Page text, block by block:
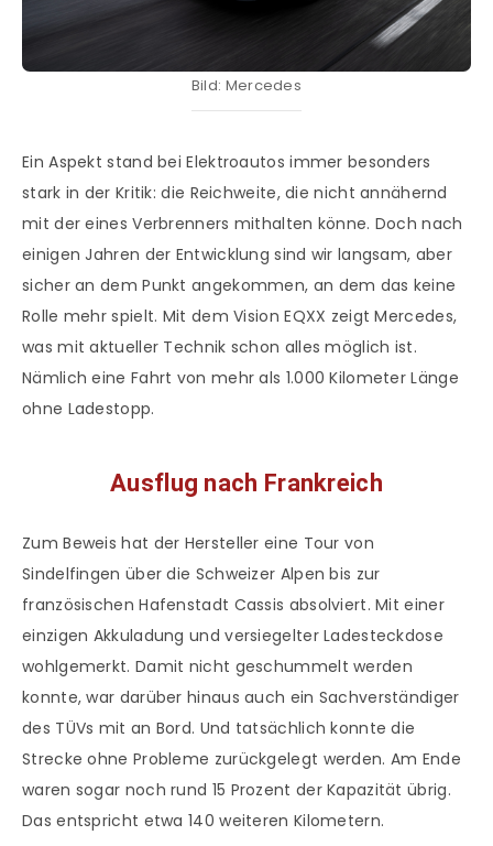
Bild: Mercedes
Ein Aspekt stand bei Elektroautos immer besonders
stark in der Kritik: die Reichweite, die nicht annähernd
mit der eines Verbrenners mithalten könne. Doch nach
einigen Jahren der Entwicklung sind wir langsam, aber
sicher an dem Punkt angekommen, an dem das keine
Rolle mehr spielt. Mit dem Vision EQXX zeigt Mercedes,
was mit aktueller Technik schon alles möglich ist.
Nämlich eine Fahrt von mehr als 1.000 Kilometer Länge
ohne Ladestopp.
Ausflug nach Frankreich
Zum Beweis hat der Hersteller eine Tour von
Sindelfingen über die Schweizer Alpen bis zur
französischen Hafenstadt Cassis absolviert. Mit einer
einzigen Akkuladung und versiegelter Ladesteckdose
wohlgemerkt. Damit nicht geschummelt werden
konnte, war darüber hinaus auch ein Sachverständiger
des TÜVs mit an Bord. Und tatsächlich konnte die
Strecke ohne Probleme zurückgelegt werden. Am Ende
waren sogar noch rund 15 Prozent der Kapazität übrig.
Das entspricht etwa 140 weiteren Kilometern.